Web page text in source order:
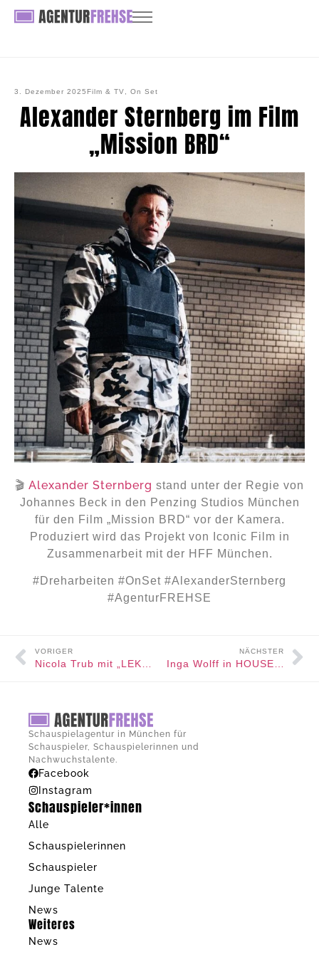
3. Dezember 2025 Film & TV On Set
Alexander Sternberg im Film
„Mission BRD“
🎬 Alexander Sternberg stand unter der Regie von
Johannes Beck in den Penzing Studios München
für den Film „Mission BRD“ vor der Kamera.
Produziert wird das Projekt von Iconic Film in
Zusammenarbeit mit der HFF München.
#Dreharbeiten #OnSet #AlexanderSternberg
#AgenturFREHSE
VORIGER
Nicola Trub mit „LEKTIONEN IN DEMUT“ auf der Bühne
NÄCHSTER
Inga Wolff in HOUSE OF BELLEVUE
Schauspielagentur in München für
Schauspieler, Schauspielerinnen und
Nachwuchstalente.
Facebook
Instagram
Schauspieler*innen
Alle
Schauspielerinnen
Schauspieler
Junge Talente
News
Weiteres
News